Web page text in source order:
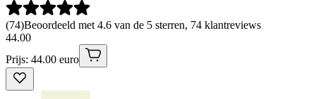
(74)Beoordeeld met 4.6 van de 5 sterren, 74 klantreviews
44.00
Prijs: 44.00 euro